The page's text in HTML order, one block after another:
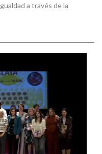
a través de la